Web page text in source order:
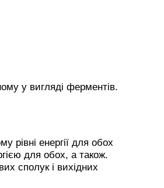
у вигляді ферментів.
рівні енергії для обох
для обох, а також.
сполук і вихідних